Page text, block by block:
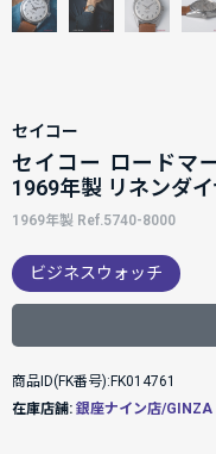
セイコー
セイコー ロードマ
1969年製 リネンダ
1969年製 Ref.5740-8000
ビジネスウォッチ
商品ID(FK番号):FK014761
在庫店舗: 銀座ナイン店/GINZA